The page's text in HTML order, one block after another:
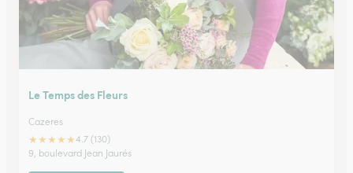
Le Temps des Fleurs
Cazeres
★★★★★4.7 (130)
9, boulevard Jean Jaurés